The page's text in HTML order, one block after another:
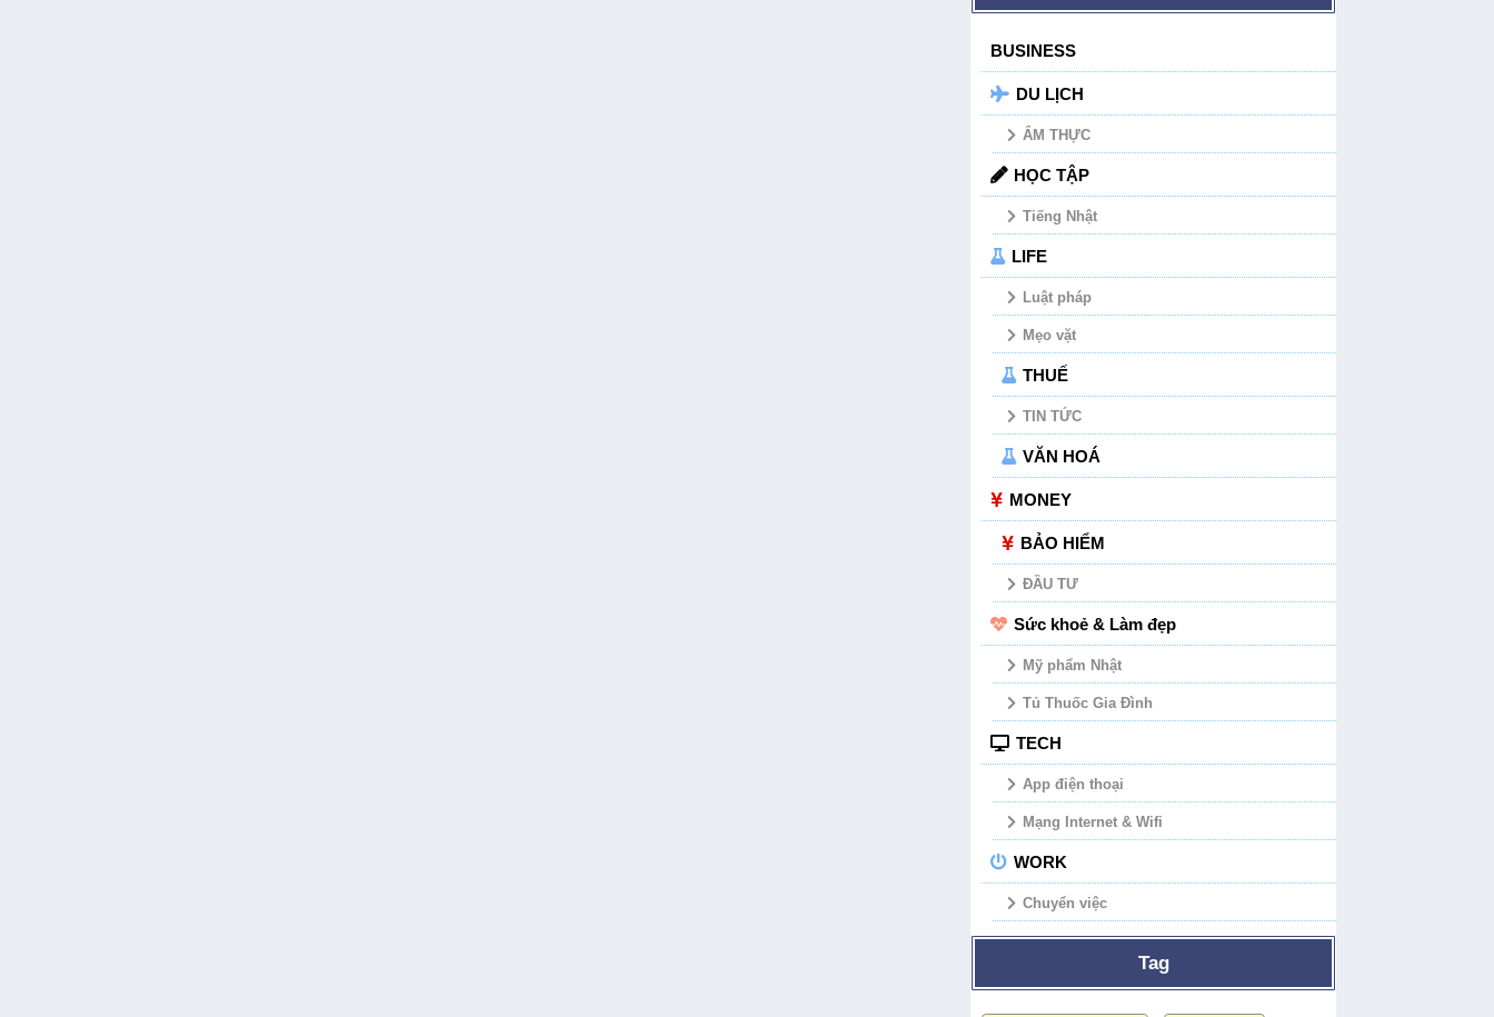
BUSINESS
DU LỊCH
ẨM THỰC
HỌC TẬP
Tiếng Nhật
LIFE
Luật pháp
Mẹo vặt
THUẾ
TIN TỨC
VĂN HOÁ
MONEY
BẢO HIỂM
ĐẦU TƯ
Sức khoẻ & Làm đẹp
Mỹ phẩm Nhật
Tủ Thuốc Gia Đình
TECH
App điện thoại
Mạng Internet & Wifi
WORK
Chuyển việc
Tag